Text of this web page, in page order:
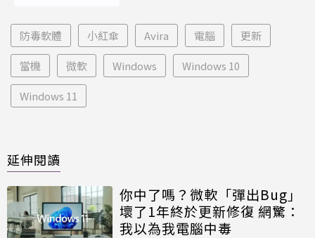
防毒軟體 小紅傘 Avira 電腦 更新
當機 微軟 Windows Windows 10
Windows 11
延伸閱讀
你中了嗎？微軟「彈出Bug」
壞了1年終於更新修復 網驚：
我以為我電腦中毒